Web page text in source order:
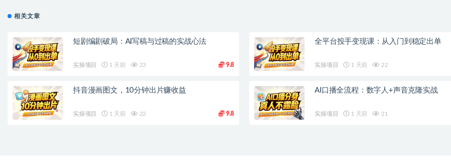
相关文章
短剧编剧破局：AI写稿与过稿的实战心法
实操项目 1 天前 23 9.8
全平台投手变现课：从入门到稳定出单
实操项目 1 天前 22
抖音漫画图文，10分钟出片赚收益
实操项目 1 天前 22 9.8
AI口播全流程：数字人+声音克隆实战
实操项目 1 天前 21